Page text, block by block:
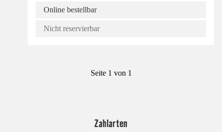
Online bestellbar
Nicht reservierbar
Seite 1 von 1
Zahlarten